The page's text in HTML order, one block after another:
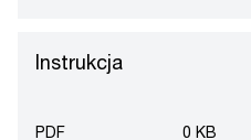
Instrukcja
PDF 0 KB